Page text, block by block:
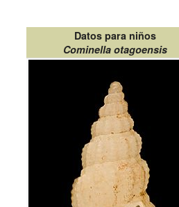
Datos para niños
Cominella otagoensis